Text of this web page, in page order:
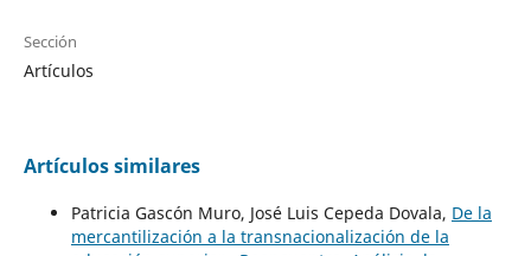
Sección
Artículos
Artículos similares
Patricia Gascón Muro, José Luis Cepeda Dovala, De la
mercantilización a la transnacionalización de la